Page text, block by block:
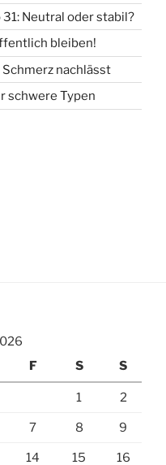
Neutral oder stabil?
bleiben!
nachlässt
schwere Typen
F S S
1 2
7 8 9
14 15 16